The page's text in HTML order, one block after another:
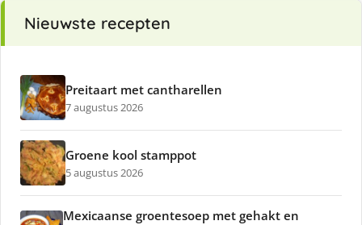
Nieuwste recepten
Preitaart met cantharellen
7 augustus 2026
Groene kool stamppot
5 augustus 2026
Mexicaanse groentesoep met gehakt en